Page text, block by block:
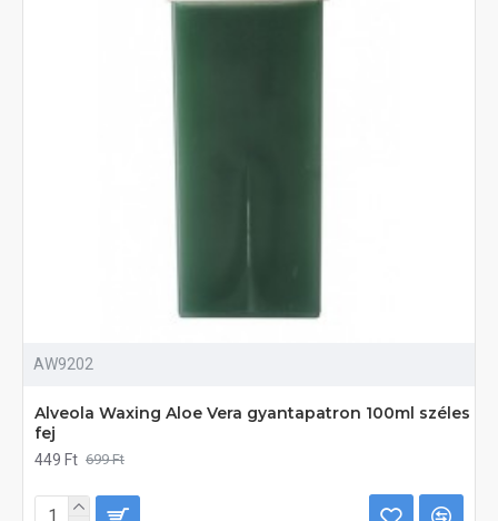
AW9202
Alveola Waxing Aloe Vera gyantapatron 100ml széles
fej
449 Ft 699 Ft